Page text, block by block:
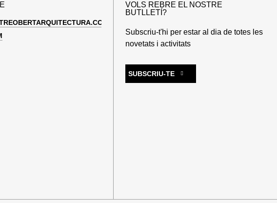
VOLS REBRE EL NOSTRE
BUTLLETÍ?
Subscriu-t'hi per estar al dia de totes les
novetats i activitats
SUBSCRIU-TE